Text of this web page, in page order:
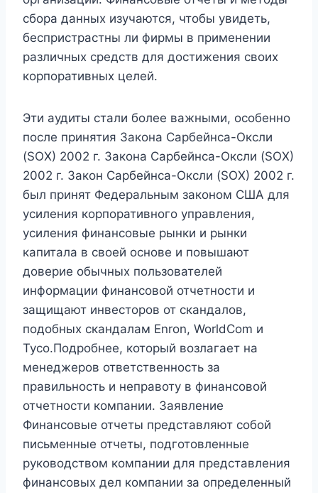
сбора данных изучаются, чтобы увидеть,
беспристрастны ли фирмы в применении
различных средств для достижения своих
корпоративных целей.
Эти аудиты стали более важными, особенно
после принятия Закона Сарбейнса-Оксли
(SOX) 2002 г. Закона Сарбейнса-Оксли (SOX)
2002 г. Закон Сарбейнса-Оксли (SOX) 2002 г.
был принят Федеральным законом США для
усиления корпоративного управления,
усиления финансовые рынки и рынки
капитала в своей основе и повышают
доверие обычных пользователей
информации финансовой отчетности и
защищают инвесторов от скандалов,
подобных скандалам Enron, WorldCom и
Tyco.Подробнее, который возлагает на
менеджеров ответственность за
правильность и неправоту в финансовой
отчетности компании. Заявление
Финансовые отчеты представляют собой
письменные отчеты, подготовленные
руководством компании для представления
финансовых дел компании за определенный